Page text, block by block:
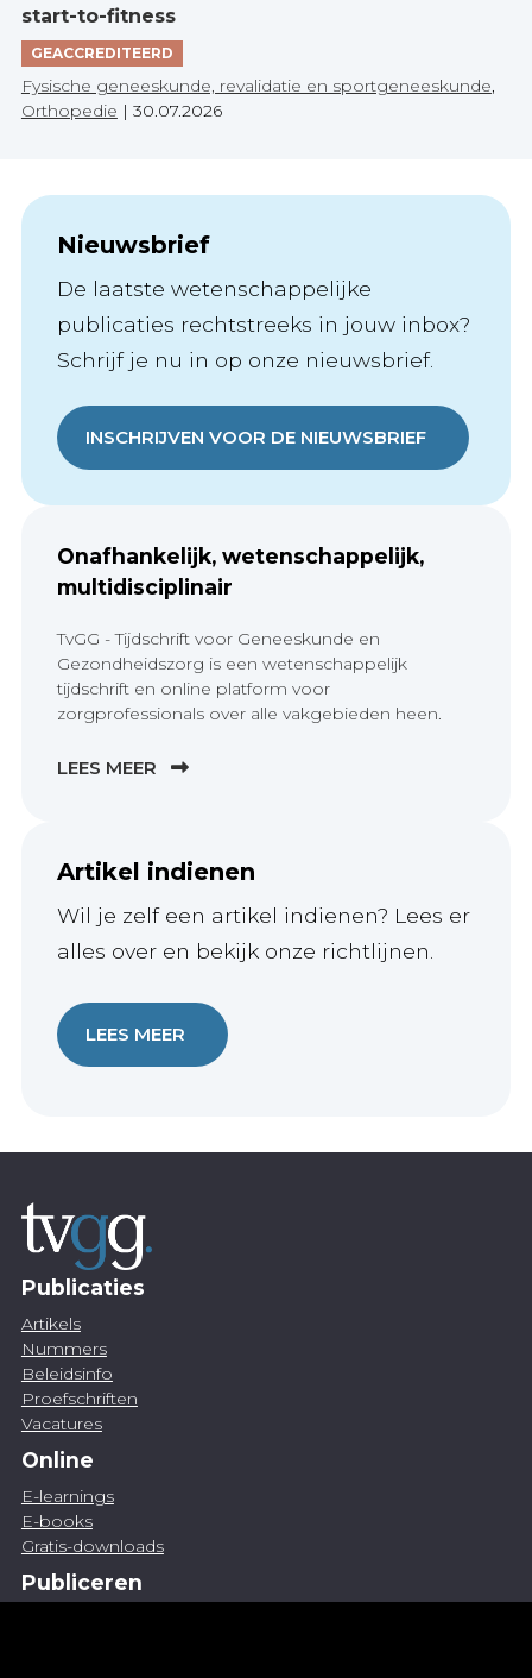
start-to-fitness
GEACCREDITEERD
Fysische geneeskunde, revalidatie en sportgeneeskunde
Orthopedie | 30.07.2026
Nieuwsbrief
De laatste wetenschappelijke
publicaties rechtstreeks in jouw inbox?
Schrijf je nu in op onze nieuwsbrief.
INSCHRIJVEN VOOR DE NIEUWSBRIEF
Onafhankelijk, wetenschappelijk,
multidisciplinair
TvGG - Tijdschrift voor Geneeskunde en
Gezondheidszorg is een wetenschappelijk
tijdschrift en online platform voor
zorgprofessionals over alle vakgebieden heen.
LEES MEER
Artikel indienen
Wil je zelf een artikel indienen? Lees er
alles over en bekijk onze richtlijnen.
LEES MEER
Publicaties
Artikels
Nummers
Beleidsinfo
Proefschriften
Vacatures
Online
E-learnings
E-books
Gratis-downloads
Publiceren